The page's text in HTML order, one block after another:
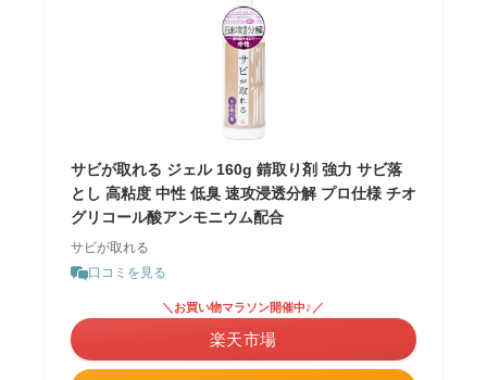
サビが取れる ジェル 160g 錆取り剤 強力 サビ落
とし 高粘度 中性 低臭 速攻浸透分解 プロ仕様 チオ
グリコール酸アンモニウム配合
サビが取れる
口コミを見る
＼お買い物マラソン開催中♪／
楽天市場